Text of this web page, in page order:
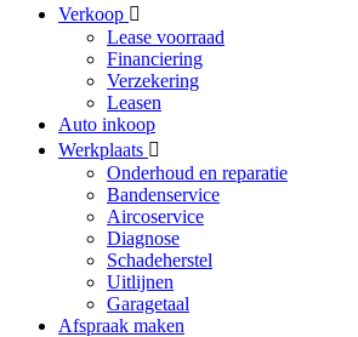
Verkoop
Lease voorraad
Financiering
Verzekering
Leasen
Auto inkoop
Werkplaats
Onderhoud en reparatie
Bandenservice
Aircoservice
Diagnose
Schadeherstel
Uitlijnen
Garagetaal
Afspraak maken